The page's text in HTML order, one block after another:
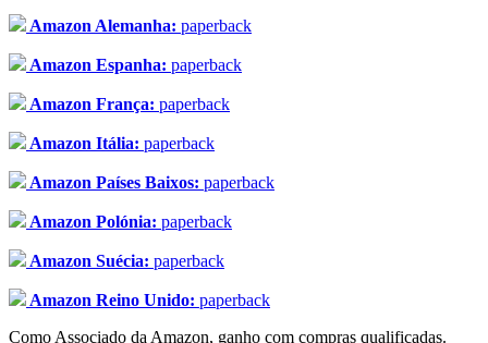
Amazon Alemanha: paperback
Amazon Espanha: paperback
Amazon França: paperback
Amazon Itália: paperback
Amazon Países Baixos: paperback
Amazon Polónia: paperback
Amazon Suécia: paperback
Amazon Reino Unido: paperback
Como Associado da Amazon, ganho com compras qualificadas.